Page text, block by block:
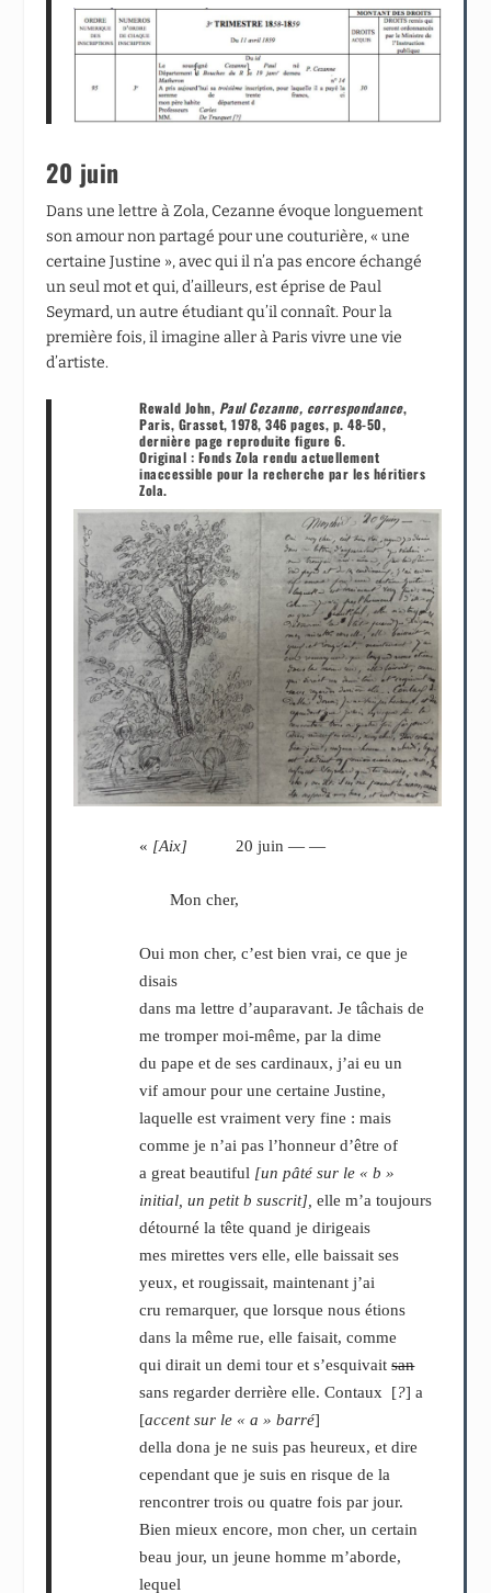
20 juin
Dans une lettre à Zola, Cezanne évoque longuement
son amour non partagé pour une couturière, « une
certaine Justine », avec qui il n’a pas encore échangé
un seul mot et qui, d’ailleurs, est éprise de Paul
Seymard, un autre étudiant qu’il connaît. Pour la
première fois, il imagine aller à Paris vivre une vie
d’artiste.
Rewald John, Paul Cezanne, correspondance,
Paris, Grasset, 1978, 346 pages, p. 48-50,
dernière page reproduite figure 6.
Original : Fonds Zola rendu actuellement
inaccessible pour la recherche par les héritiers
Zola.
« [Aix] 20 juin — —
Mon cher,
Oui mon cher, c’est bien vrai, ce que je
disais
dans ma lettre d’auparavant. Je tâchais de
me tromper moi-même, par la dime
du pape et de ses cardinaux, j’ai eu un
vif amour pour une certaine Justine,
laquelle est vraiment very fine : mais
comme je n’ai pas l’honneur d’être of
a great beautiful [un pâté sur le « b »
initial, un petit b suscrit], elle m’a toujours
détourné la tête quand je dirigeais
mes mirettes vers elle, elle baissait ses
yeux, et rougissait, maintenant j’ai
cru remarquer, que lorsque nous étions
dans la même rue, elle faisait, comme
qui dirait un demi tour et s’esquivaitsan
sans regarder derrière elle. Contaux [?] a
[accent sur le « a » barré]
della dona je ne suis pas heureux, et dire
cependant que je suis en risque de la
rencontrer trois ou quatre fois par jour.
Bien mieux encore, mon cher, un certain
beau jour, un jeune homme m’aborde,
lequel